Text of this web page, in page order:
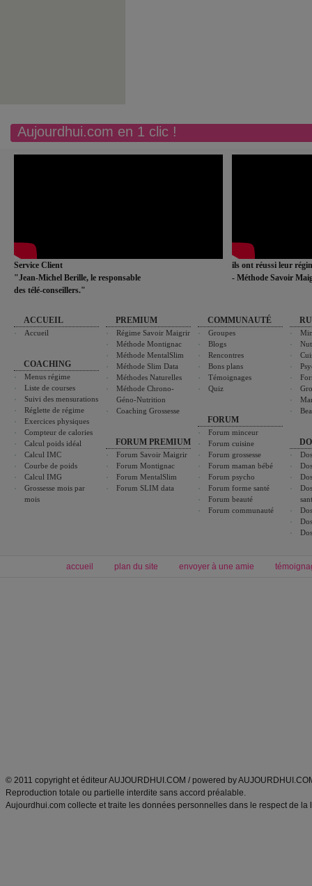
Aujourdhui.com en 1 clic !
Service Client
"Jean-Michel Berille, le responsable
des télé-conseillers."
ils ont réussi leur
- Méthode Savoir
ACCUEIL
Accueil
COACHING
Menus régime
Liste de courses
Suivi des mensurations
Réglette de régime
Exercices physiques
Compteur de calories
Calcul poids idéal
Calcul IMC
Courbe de poids
Calcul IMG
Grossesse mois par
mois
PREMIUM
Régime Savoir Maigrir
Méthode Montignac
Méthode MentalSlim
Méthode Slim Data
Méthodes Naturelles
Méthode Chrono-
Géno-Nutrition
Coaching Grossesse
FORUM PREMIUM
Forum Savoir Maigrir
Forum Montignac
Forum MentalSlim
Forum SLIM data
COMMUNAUTÉ
Groupes
Blogs
Rencontres
Bons plans
Témoignages
Quiz
FORUM
Forum minceur
Forum cuisine
Forum grossesse
Forum maman bébé
Forum psycho
Forum forme santé
Forum beauté
Forum communauté
accueil plan du site envoyer à une amie
© 2011 copyright et éditeur AUJOURDHUI.COM / powered by
Reproduction totale ou partielle interdite sans accord préalable.
Aujourdhui.com collecte et traite les données personnelles dans le respect de